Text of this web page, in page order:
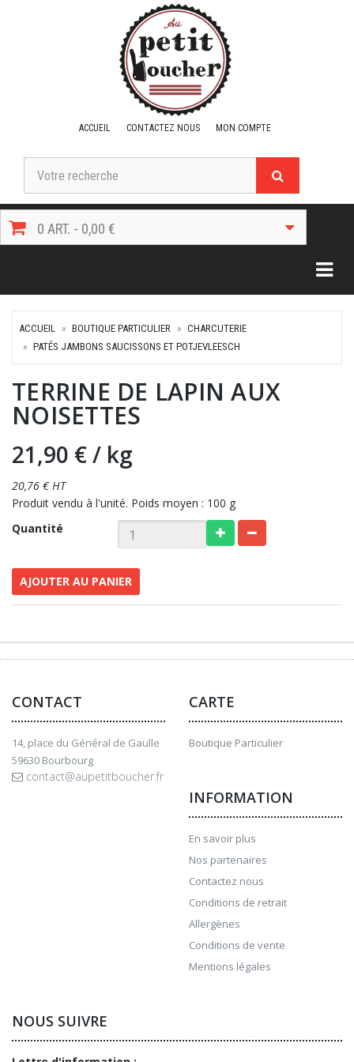
ACCUEIL CONTACTEZ NOUS MON COMPTE
0 ART. - 0,00 €
ACCUEIL BOUTIQUE PARTICULIER
CHARCUTERIE
PATÉS JAMBONS SAUCISSONS ET POTJEVLEESCH
TERRINE DE LAPIN AUX
NOISETTES
21,90 €/ kg
20,76 € HT
Produit vendu à l'unité. Poids moyen : 100 g
Quantité
AJOUTER AU PANIER
CONTACT
14, place du Général de Gaulle
59630 Bourbourg
contact@aupetitboucher.fr
CARTE
Boutique Particulier
INFORMATION
En savoir plus
Nos partenaires
Contactez nous
Conditions de retrait
Allergènes
Conditions de vente
Mentions légales
NOUS SUIVRE